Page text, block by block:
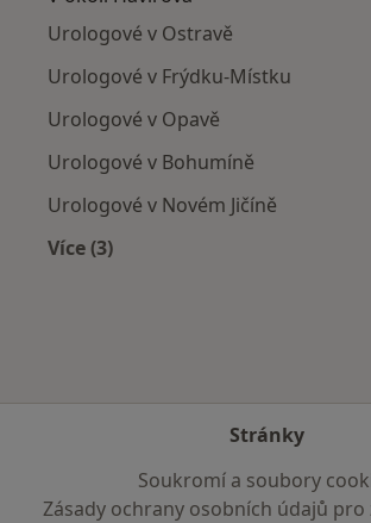
Urologové v Ostravě
Urologové v Frýdku-Místku
Urologové v Opavě
Urologové v Bohumíně
Urologové v Novém Jičíně
Více (3)
Stránky
Soukromí a soubory
Zásady ochrany osobních údajů pro